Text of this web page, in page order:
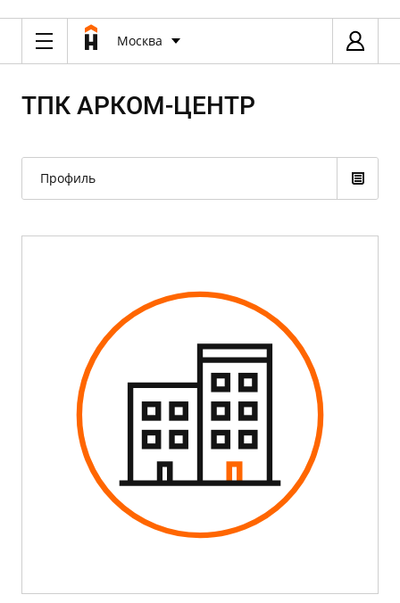
Москва
ТПК АРКОМ-ЦЕНТР
Профиль